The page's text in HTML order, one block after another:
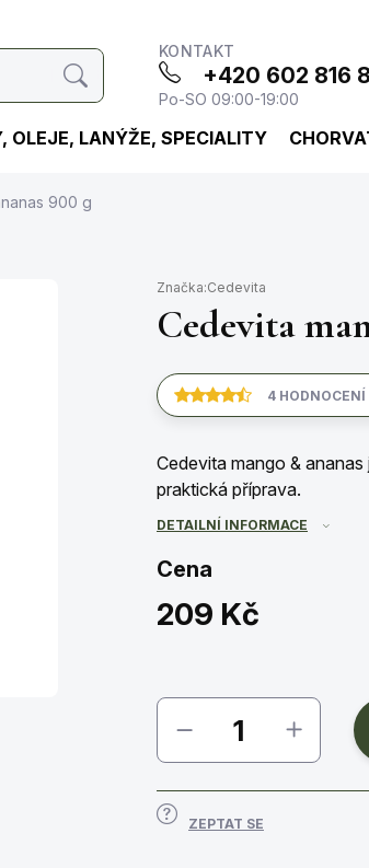
Hledat
KONTAKT
+420 602 816
Po-SO 09:00-19:00
OLEJE, LANÝŽE, SPECIALITY
900 g
Značka:Cedevita
Cedevita
4 HODNOCENÍ
Cedevita mango &
praktická příprava.
DETAILNÍ INFORMACE
Cena
209 Kč
ZEPTAT SE